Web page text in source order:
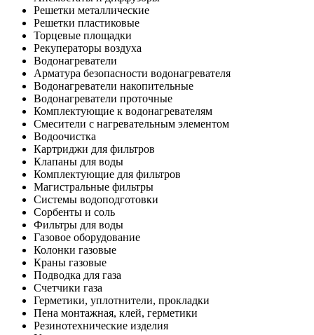
Решетки металлические
Решетки пластиковые
Торцевые площадки
Рекуператоры воздуха
Водонагреватели
Арматура безопасности водонагревателя
Водонагреватели накопительные
Водонагреватели проточные
Комплектующие к водонагревателям
Смесители с нагревательным элементом
Водоочистка
Картриджи для фильтров
Клапаны для воды
Комплектующие для фильтров
Магистральные фильтры
Системы водоподготовки
Сорбенты и соль
Фильтры для воды
Газовое оборудование
Колонки газовые
Краны газовые
Подводка для газа
Счетчики газа
Герметики, уплотнители, прокладки
Пена монтажная, клей, герметики
Резинотехнические изделия